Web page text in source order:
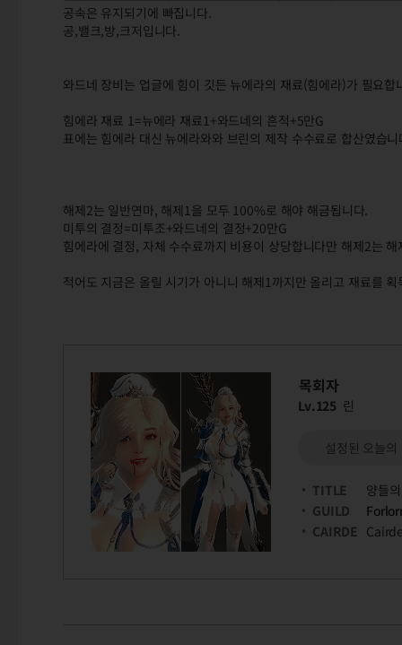
공속은 유지되기에 빠집니다.
공,밸크,방,크저입니다.
와드네 장비는 업글에 힘이 깃든 뉴에라의 재료(힘에라)가 필요합
힘에라 재료 1=뉴에라 재료1+와드네의 흔적+5만G
표에는 힘에라 대신 뉴에라와와 브린의 제작 수수료로 합산였습니
해제2는 일반연마, 해제1을 모두 100%로 해야 해금됩니다.
미투의 결정=미투조+와드네의 결정+20만G
힘에라에 결정, 자체 수수료까지 비용이 상당합니다만 해제2는
적어도 지금은 올릴 시기가 아니니 해제1까지만 올리고 재료를
목회자
Lv.125 린
설정된 오늘
TITLE
양들
GUILD
CAIRDE